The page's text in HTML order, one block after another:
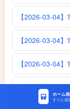
【2026-03-04
【2026-03-04
【2026-03-04
【2026-03-04】
ホーム
すぐに遅